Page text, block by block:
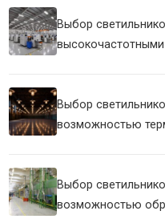
Выбор
Выбор
возможностью
Выбор
возможностью